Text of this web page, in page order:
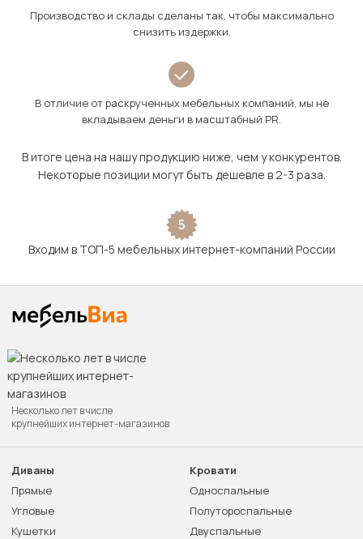
Производство и склады сделаны так, чтобы максимально
снизить издержки.
В отличие от раскрученных мебельных компаний, мы не
вкладываем деньги в масштабный PR.
В итоге цена на нашу продукцию ниже, чем у конкурентов.
Некоторые позиции могут быть дешевле в 2-3 раза.
5
Входим в ТОП-5 мебельных интернет-компаний России
Несколько лет в числе
крупнейших интернет-магазинов
Диваны
Прямые
Угловые
Кушетки
Кровати
Односпальные
Полутороспальные
Двуспальные